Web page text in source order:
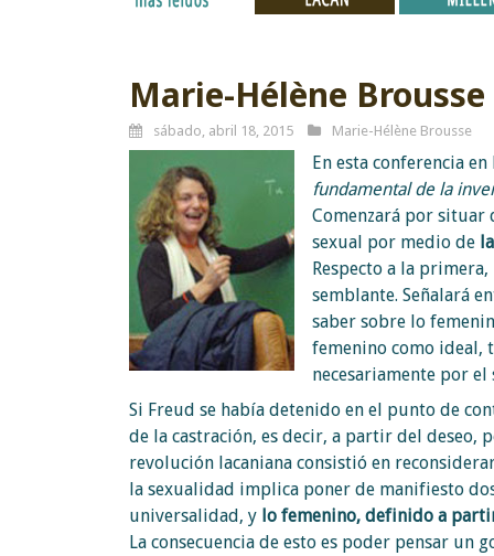
Marie-Hélène
sábado, abril 18, 2015 Marie-Hélène Brousse
En esta conferencia
fundamental de la
Comenzará por situar
sexual por medio de
Respecto a la
semblante. Señalará
saber sobre lo
femenino como ideal,
necesariamente por
Si Freud se había detenido en el punto de
de la castración, es decir, a partir del deseo,
revolución lacaniana consistió en
la sexualidad implica poner de manifiesto
universalidad, y lo femenino, definido a
La consecuencia de esto es poder pensar un